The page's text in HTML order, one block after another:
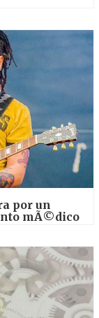
por un
mÃ©dico